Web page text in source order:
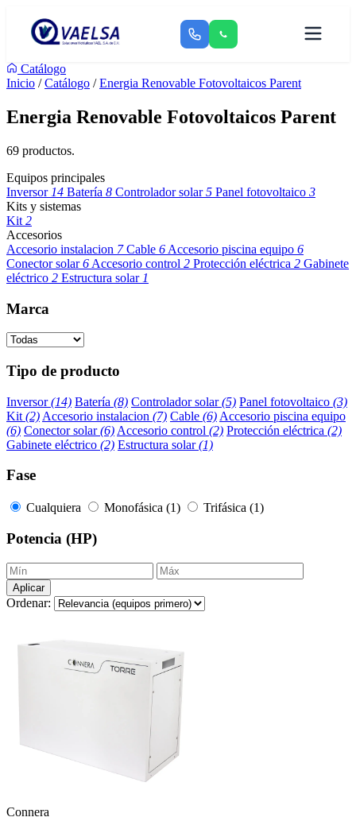
Catálogo
Inicio /Catálogo /Energia Renovable Fotovoltaicos Parent
Energia Renovable Fotovoltaicos Parent
69 productos.
Equipos principales
Inversor 14 Batería 8 Controlador solar5 Panel fotovoltaico 3
Kits y sistemas
Kit 2
Accesorios
Accesorio instalacion 7 Cable 6 Accesorio piscina equipo 6
Conector solar6 Accesorio control 2 Protección eléctrica 2 Gabinete
eléctrico 2 Estructura solar 1
Marca
Tipo de producto
Inversor(14) Batería (8) Controlador solar(5) Panel fotovoltaico (3)
Kit (2) Accesorio instalacion (7) Cable (6) Accesorio piscina equipo
(6) Conector solar(6) Accesorio control (2) Protección eléctrica (2)
Gabinete eléctrico (2) Estructura solar(1)
Fase
Cualquiera Monofásica (1) Trifásica (1)
Potencia (HP)
Aplicar
Ordenar:
Connera